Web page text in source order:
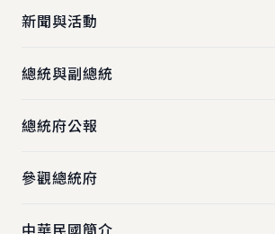
新聞與活動
總統與副總統
總統府公報
參觀總統府
中華民國簡介